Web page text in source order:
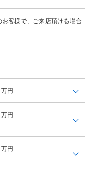
客様で、ご来店頂ける場合
万円
万円
万円